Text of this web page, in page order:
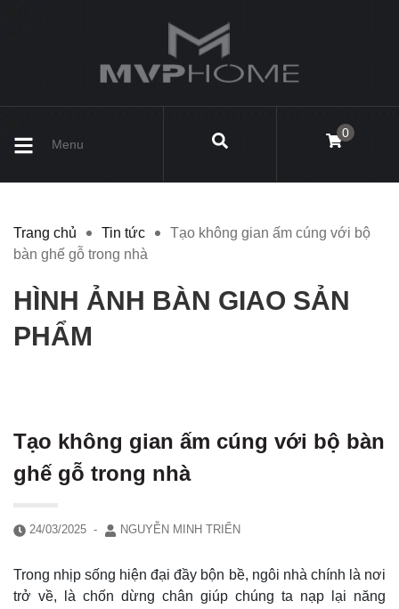
Menu
0
Trang chủ Tin tức
Tạo không gian ấm cúng với bộ
bàn ghế gỗ trong nhà
HÌNH ẢNH BÀN GIAO SẢN
PHẨM
Tạo không gian ấm cúng với bộ bàn
ghế gỗ trong nhà
24/03/2025 - NGUYỄN MINH TRIỂN
Trong nhịp sống hiện đại đầy bộn bề, ngôi nhà chính là nơi
trở về, là chốn dừng chân giúp chúng ta nạp lại năng